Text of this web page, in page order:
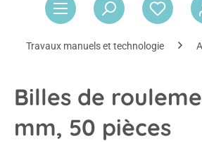
Travaux manuels et technologie
Billes de
mm, 50 pièces